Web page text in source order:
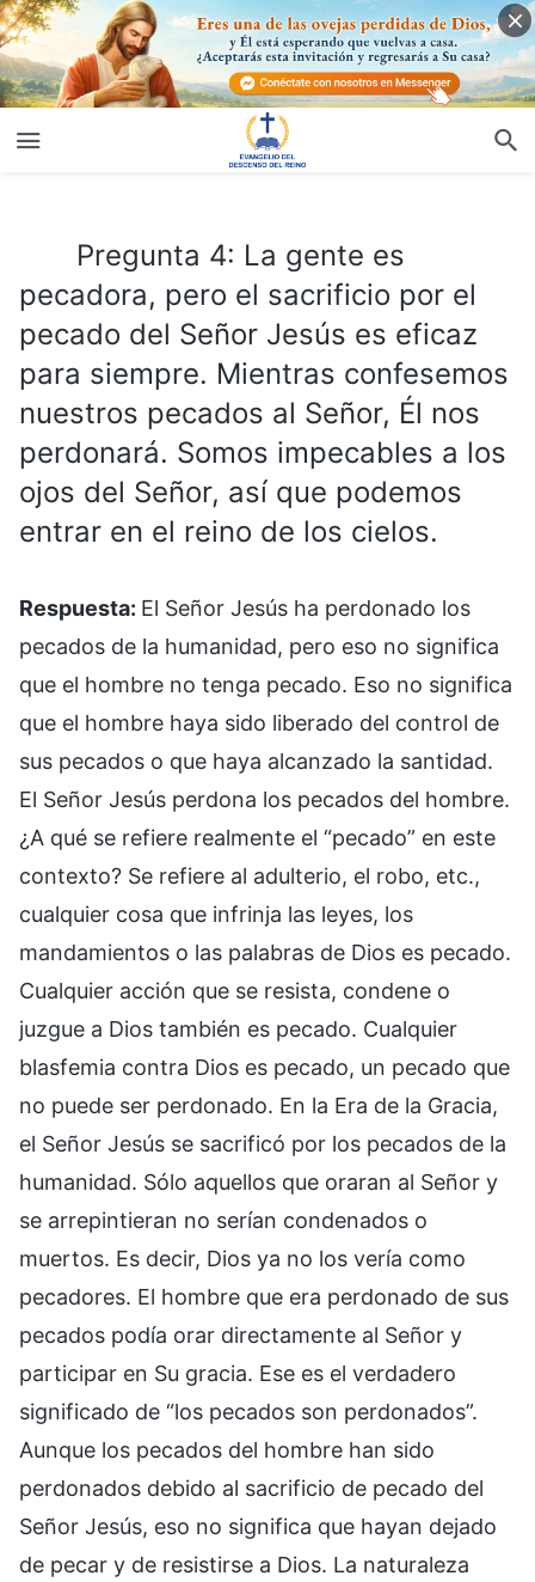
Pregunta 4: La gente es
pecadora, pero el sacrificio por el
pecado del Señor Jesús es eficaz
para siempre. Mientras confesemos
nuestros pecados al Señor, Él nos
perdonará. Somos impecables a los
ojos del Señor, así que podemos
entrar en el reino de los cielos.
Respuesta: El Señor Jesús ha perdonado los
pecados de la humanidad, pero eso no significa
que el hombre no tenga pecado. Eso no significa
que el hombre haya sido liberado del control de
sus pecados o que haya alcanzado la santidad.
El Señor Jesús perdona los pecados del hombre.
¿A qué se refiere realmente el “pecado” en este
contexto? Se refiere al adulterio, el robo, etc.,
cualquier cosa que infrinja las leyes, los
mandamientos o las palabras de Dios es pecado.
Cualquier acción que se resista, condene o
juzgue a Dios también es pecado. Cualquier
blasfemia contra Dios es pecado, un pecado que
no puede ser perdonado. En la Era de la Gracia,
el Señor Jesús se sacrificó por los pecados de la
humanidad. Sólo aquellos que oraran al Señor y
se arrepintieran no serían condenados o
muertos. Es decir, Dios ya no los vería como
pecadores. El hombre que era perdonado de sus
pecados podía orar directamente al Señor y
participar en Su gracia. Ese es el verdadero
significado de “los pecados son perdonados”.
Aunque los pecados del hombre han sido
perdonados debido al sacrificio de pecado del
Señor Jesús, eso no significa que hayan dejado
de pecar y de resistirse a Dios. La naturaleza